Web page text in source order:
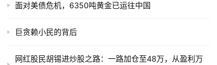
面对美债危机，6350吨黄金已运往中国
巨贪赖小民的背后
网红股民胡锡进炒股之路：一路加仓至48万，从盈利万